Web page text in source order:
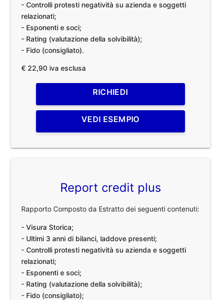
- Controlli protesti negatività su azienda e soggetti
relazionati;
- Esponenti e soci;
- Rating (valutazione della solvibilità);
- Fido (consigliato).
€ 22,90 iva esclusa
RICHIEDI
VEDI ESEMPIO
Report credit plus
Rapporto Composto da Estratto dei seguenti contenuti:
- Visura Storica;
- Ultimi 3 anni di bilanci, laddove presenti;
- Controlli protesti negatività su azienda e soggetti
relazionati;
- Esponenti e soci;
- Rating (valutazione della solvibilità);
- Fido (consigliato);